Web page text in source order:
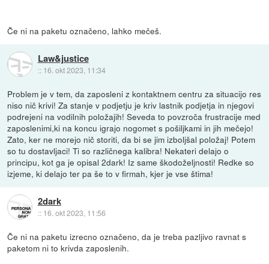
Če ni na paketu označeno, lahko mečeš.
Law&justice
:: 16. okt 2023, 11:34
Problem je v tem, da zaposleni z kontaktnem centru za situacijo res
niso nič krivi! Za stanje v podjetju je kriv lastnik podjetja in njegovi
podrejeni na vodilnih položajih! Seveda to povzroča frustracije med
zaposlenimi,ki na koncu igrajo nogomet s pošiljkami in jih mečejo!
Zato, ker ne morejo nič storiti, da bi se jim izboljšal položaj! Potem
so tu dostavljaci! Ti so različnega kalibra! Nekateri delajo o
principu, kot ga je opisal 2dark! Iz same škodoželjnosti! Redke so
izjeme, ki delajo ter pa še to v firmah, kjer je vse štima!
2dark
:: 16. okt 2023, 11:56
Če ni na paketu izrecno označeno, da je treba pazljivo ravnat s
paketom ni to krivda zaposlenih.